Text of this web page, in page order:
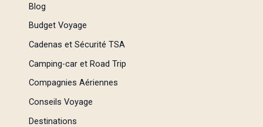
Blog
Budget Voyage
Cadenas et Sécurité TSA
Camping-car et Road Trip
Compagnies Aériennes
Conseils Voyage
Destinations